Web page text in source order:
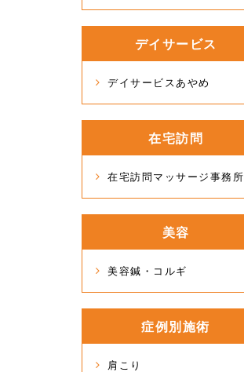
デイサービス
デイサービスあやめ
在宅訪問
在宅訪問マッサージ事務所
美容
美容鍼・コルギ
症例別施術
肩こり